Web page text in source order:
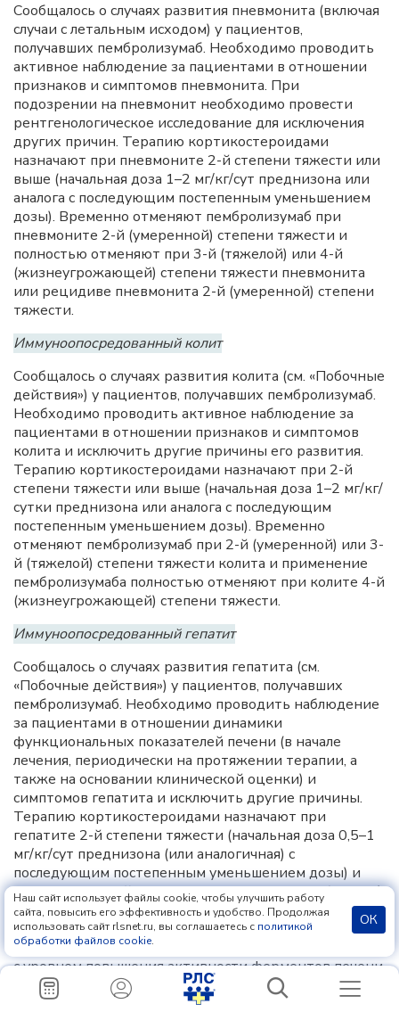
Сообщалось о случаях развития пневмонита (включая
случаи с летальным исходом) у пациентов,
получавших пембролизумаб. Необходимо проводить
активное наблюдение за пациентами в отношении
признаков и симптомов пневмонита. При
подозрении на пневмонит необходимо провести
рентгенологическое исследование для исключения
других причин. Терапию кортикостероидами
назначают при пневмоните 2-й степени тяжести или
выше (начальная доза 1–2 мг/кг/сут преднизона или
аналога с последующим постепенным уменьшением
дозы). Временно отменяют пембролизумаб при
пневмоните 2-й (умеренной) степени тяжести и
полностью отменяют при 3-й (тяжелой) или 4-й
(жизнеугрожающей) степени тяжести пневмонита
или рецидиве пневмонита 2-й (умеренной) степени
тяжести.
Иммуноопосредованный колит
Сообщалось о случаях развития колита (см. «Побочные
действия») у пациентов, получавших пембролизумаб.
Необходимо проводить активное наблюдение за
пациентами в отношении признаков и симптомов
колита и исключить другие причины его развития.
Терапию кортикостероидами назначают при 2-й
степени тяжести или выше (начальная доза 1–2 мг/кг/
сутки преднизона или аналога с последующим
постепенным уменьшением дозы). Временно
отменяют пембролизумаб при 2-й (умеренной) или 3-
й (тяжелой) степени тяжести колита и применение
пембролизумаба полностью отменяют при колите 4-й
(жизнеугрожающей) степени тяжести.
Иммуноопосредованный гепатит
Сообщалось о случаях развития гепатита (см.
«Побочные действия») у пациентов, получавших
пембролизумаб. Необходимо проводить наблюдение
за пациентами в отношении динамики
функциональных показателей печени (в начале
лечения, периодически на протяжении терапии, а
также на основании клинической оценки) и
симптомов гепатита и исключить другие причины.
Терапию кортикостероидами назначают при
гепатите 2-й степени тяжести (начальная доза 0,5–1
мг/кг/сут преднизона (или аналогичная) с
последующим постепенным уменьшением дозы) и
при гепатите 3-й степени тяжести или выше (1–2 мг/
кг/сут преднизона (или аналогичная) с последующим
постепенным уменьшением дозы). Временно или
полностью отменяют пембролизумаб в соответствии
с уровнем повышения активности ферментов печени.
Иммуноопосредованный нефрит
Наш сайт использует файлы cookie, чтобы улучшить работу
сайта, повысить его эффективность и удобство. Продолжая
использовать сайт rlsnet.ru, вы соглашаетесь с политикой
обработки файлов cookie.
ОК